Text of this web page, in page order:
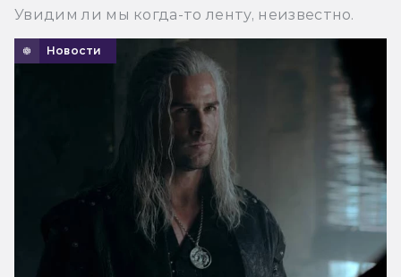
Увидим ли мы когда-то ленту, неизвестно.
Новости